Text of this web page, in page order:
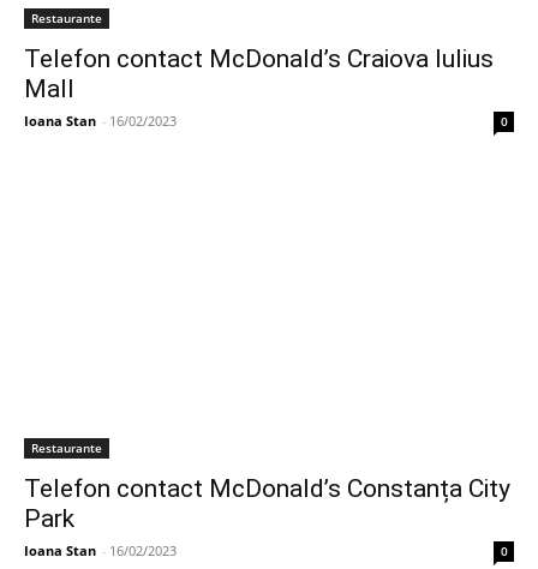
Restaurante
Telefon contact McDonald’s Craiova Iulius
Mall
Ioana Stan - 16/02/2023 0
Restaurante
Telefon contact McDonald’s Constanța City
Park
Ioana Stan - 16/02/2023 0